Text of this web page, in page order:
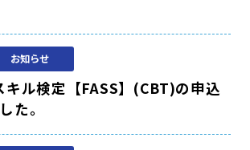
お知らせ
キル検定【FASS】(CBT)の申込
た。